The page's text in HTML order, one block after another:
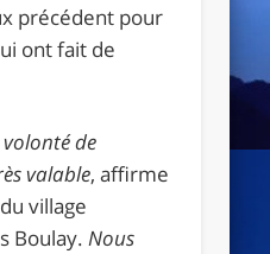
précédent pour
ont fait de
de
valable, affirme
village
Boulay.Nous